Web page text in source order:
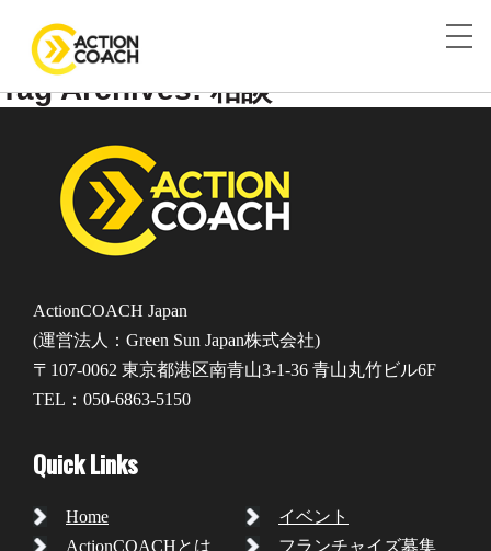
Tag Archives: 相談
ActionCOACH Japan
(運営法人：Green Sun Japan株式会社)
〒107-0062 東京都港区南青山3-1-36 青山丸竹ビル6F
TEL：050-6863-5150
Quick Links
Home
ActionCOACHとは
イベント
フランチャイズ募集